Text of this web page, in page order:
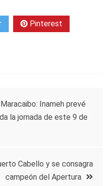
Pinterest
Inameh prevé
la jornada de este 9 de
Cabello y se consagra
campeón del Apertura